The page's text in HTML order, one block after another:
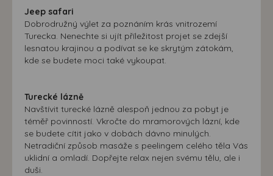
Jeep safari
Dobrodružný výlet za poznáním krás vnitrozemí
Turecka. Nenechte si ujít příležitost projet se zdejší
lesnatou krajinou a podívat se ke skrytým zátokám,
kde se budete moci také vykoupat.
Turecké lázně
Navštívit turecké lázně alespoň jednou za pobyt je
téměř povinností. Vkročte do mramorových lázní, kde
se budete cítit jako v dobách dávno minulých.
Netradiční způsob masáže s peelingem celého těla Vás
uklidní a omladí. Dopřejte relax nejen svému tělu, ale i
duši.